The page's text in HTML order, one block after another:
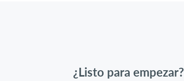
¿Listo para empezar?